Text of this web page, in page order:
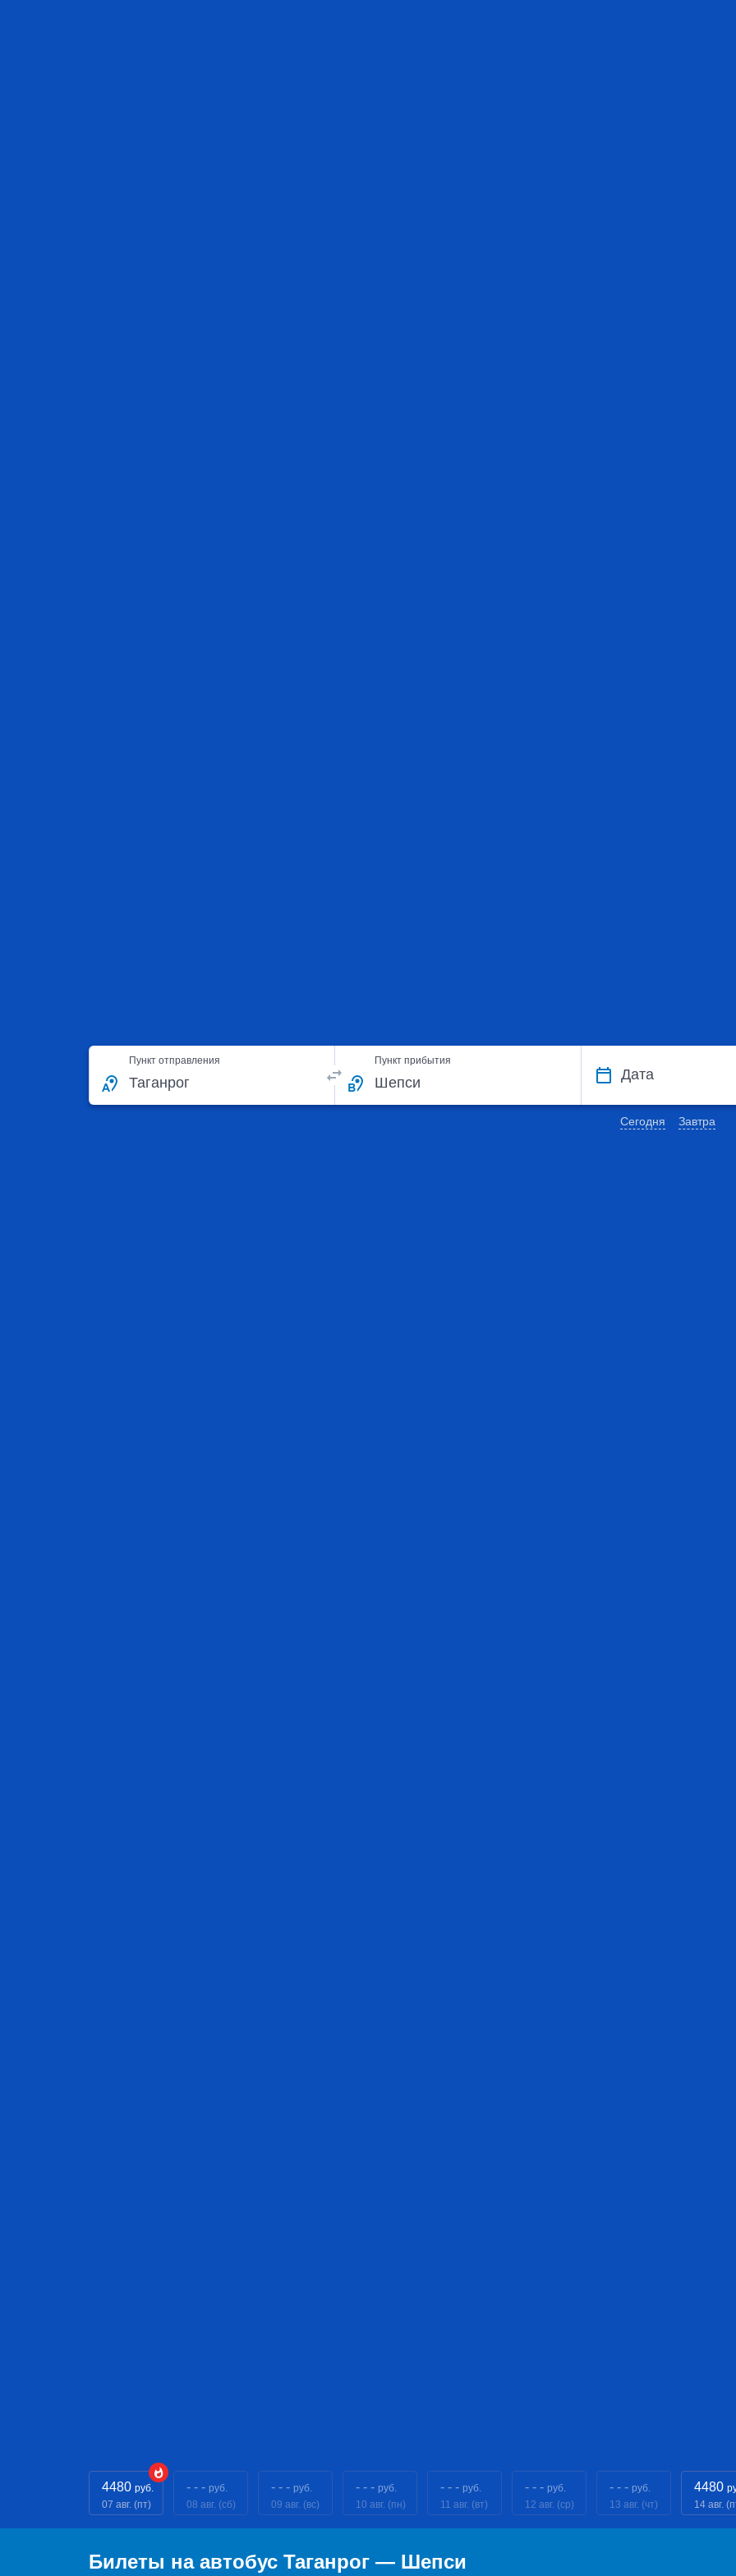
Пункт отправления Пункт прибытия
Дата
Сегодня Завтра
4480 руб.
07 авг. (пт)
- - - руб.
08 авг. (сб)
- - - руб.
09 авг. (вс)
- - - руб.
10 авг. (пн)
- - - руб.
11 авг. (вт)
- - - руб.
12 авг. (ср)
- - - руб.
13 авг. (чт)
4480
14 авг.
Билеты на автобус Таганрог — Шепси